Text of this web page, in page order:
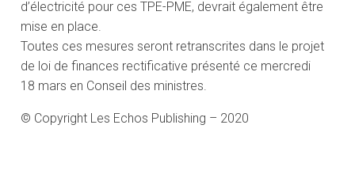
d’électricité pour ces TPE-PME, devrait également être
mise en place.
Toutes ces mesures seront retranscrites dans le projet
de loi de finances rectificative présenté ce mercredi
18 mars en Conseil des ministres.
© Copyright Les Echos Publishing – 2020